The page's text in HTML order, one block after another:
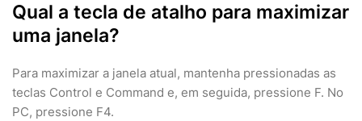
Qual a tecla de atalho para maximizar
uma janela?
Para maximizar a janela atual, mantenha pressionadas as
teclas Control e Command e, em seguida, pressione F. No
PC, pressione F4.